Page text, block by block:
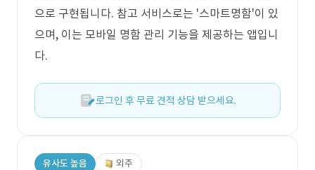
으로 구현됩니다. 참고 서비스로는 '스마트명함'이 있
으며, 이는 모바일 명함 관리 기능을 제공하는 앱입니
다.
로그인 후 무료 견적 상담 받으세요.
유사도 높음 외주